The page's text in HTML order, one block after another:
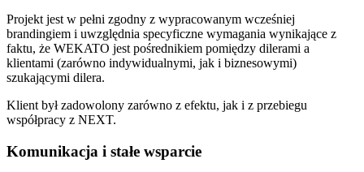
Projekt jest w pełni zgodny z wypracowanym wcześniej
brandingiem i uwzględnia specyficzne wymagania wynikające z
faktu, że WEKATO jest pośrednikiem pomiędzy dilerami a
klientami (zarówno indywidualnymi, jak i biznesowymi)
szukającymi dilera.
Klient był zadowolony zarówno z efektu, jak i z przebiegu
współpracy z NEXT.
Komunikacja i stałe wsparcie